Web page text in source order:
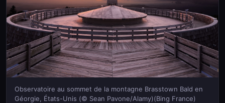
Observatoire au sommet de la montagne Brasstown Bald en
Géorgie, États-Unis (© Sean Pavone/Alamy)(Bing France)